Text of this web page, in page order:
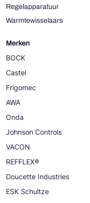
Regelapparatuur
Warmtewisselaars
Merken
BOCK
Castel
Frigomec
AWA
Onda
Johnson Controls
VACON
REFFLEX®
Doucette Industries
ESK Schultze